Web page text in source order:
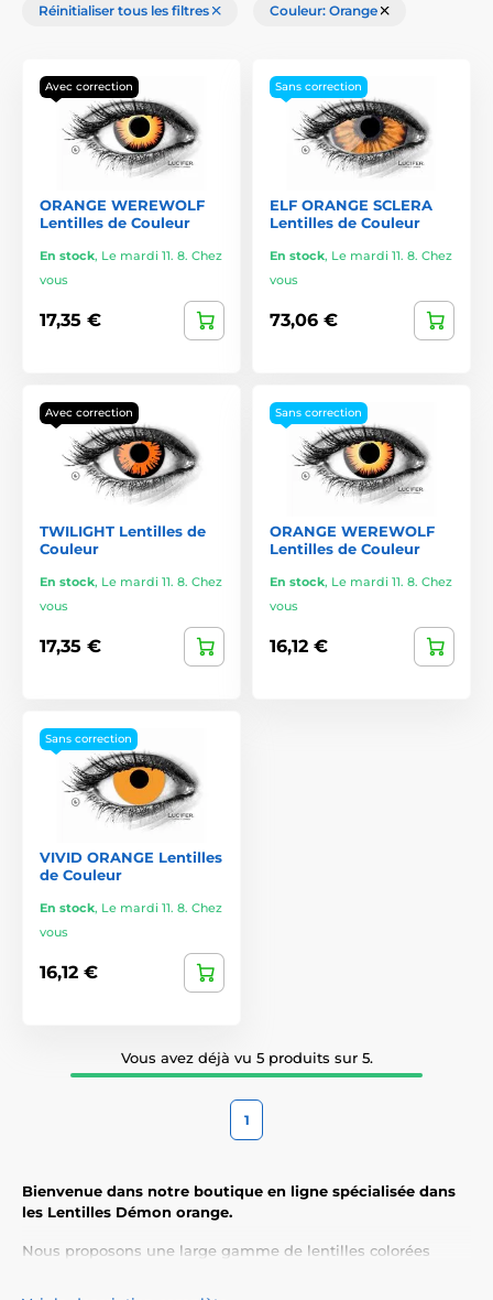
Réinitialiser tous les filtres Couleur: Orange
Avec correction
ORANGE WEREWOLF
Lentilles de Couleur
En stock, Le mardi 11. 8. Chez
vous
17,35 €
Sans correction
ELF ORANGE SCLERA
Lentilles de Couleur
En stock, Le mardi 11. 8. Chez
vous
73,06 €
Avec correction
TWILIGHT Lentilles de
Couleur
En stock, Le mardi 11. 8. Chez
vous
17,35 €
Sans correction
ORANGE WEREWOLF
Lentilles de Couleur
En stock, Le mardi 11. 8. Chez
vous
16,12 €
Sans correction
VIVID ORANGE Lentilles
de Couleur
En stock, Le mardi 11. 8. Chez
vous
16,12 €
Vous avez déjà vu 5 produits sur 5.
1
Bienvenue dans notre boutique en ligne spécialisée dans
les Lentilles Démon orange.
Nous proposons une large gamme de lentilles colorées